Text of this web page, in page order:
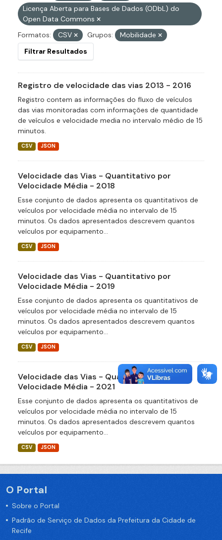
Licença Aberta para Bases de Dados (ODbL) do
Open Data Commons
Formatos:
CSV Grupos:
Mobilidade
Filtrar Resultados
Registro de velocidade das vias 2013 - 2016
Registro contem as informações do fluxo de veículos
das vias monitoradas com informações de quantidade
de veículos e velocidade media no intervalo médio de 15
minutos.
CSV JSON
Velocidade das Vias - Quantitativo por
Velocidade Média - 2018
Esse conjunto de dados apresenta os quantitativos de
veículos por velocidade média no intervalo de 15
minutos. Os dados apresentados descrevem quantos
veículos por equipamento...
CSV JSON
Velocidade das Vias - Quantitativo por
Velocidade Média - 2019
Esse conjunto de dados apresenta os quantitativos de
veículos por velocidade média no intervalo de 15
minutos. Os dados apresentados descrevem quantos
veículos por equipamento...
CSV JSON
Velocidade das Vias - Quantitativo por
Velocidade Média - 2021
Esse conjunto de dados apresenta os quantitativos de
veículos por velocidade média no intervalo de 15
minutos. Os dados apresentados descrevem quantos
veículos por equipamento...
CSV JSON
O Portal
Sobre o Portal
Padrão de Serviço de Dados da Prefeitura da Cidade de
Recife